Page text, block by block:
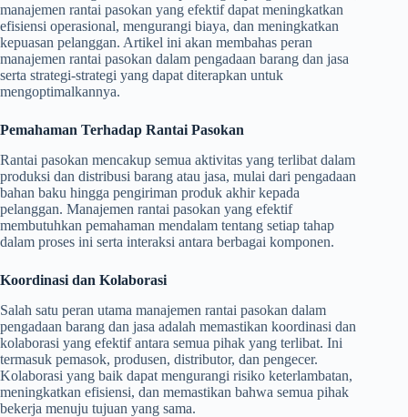
manajemen rantai pasokan yang efektif dapat meningkatkan
efisiensi operasional, mengurangi biaya, dan meningkatkan
kepuasan pelanggan. Artikel ini akan membahas peran
manajemen rantai pasokan dalam pengadaan barang dan jasa
serta strategi-strategi yang dapat diterapkan untuk
mengoptimalkannya.
Pemahaman Terhadap Rantai Pasokan
Rantai pasokan mencakup semua aktivitas yang terlibat dalam
produksi dan distribusi barang atau jasa, mulai dari pengadaan
bahan baku hingga pengiriman produk akhir kepada
pelanggan. Manajemen rantai pasokan yang efektif
membutuhkan pemahaman mendalam tentang setiap tahap
dalam proses ini serta interaksi antara berbagai komponen.
Koordinasi dan Kolaborasi
Salah satu peran utama manajemen rantai pasokan dalam
pengadaan barang dan jasa adalah memastikan koordinasi dan
kolaborasi yang efektif antara semua pihak yang terlibat. Ini
termasuk pemasok, produsen, distributor, dan pengecer.
Kolaborasi yang baik dapat mengurangi risiko keterlambatan,
meningkatkan efisiensi, dan memastikan bahwa semua pihak
bekerja menuju tujuan yang sama.